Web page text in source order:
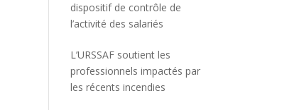
dispositif de contrôle de
l’activité des salariés
L’URSSAF soutient les
professionnels impactés par
les récents incendies